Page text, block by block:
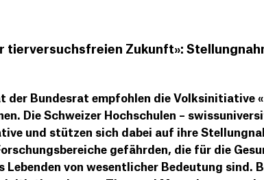
tierversuchsfreien Zukunft»:
der Bundesrat empfohlen die Volksinitiative
Die Schweizer Hochschulen –
und stützen sich dabei auf ihre
gefährden, die für die
Lebenden von wesentlicher Bedeutung sind.